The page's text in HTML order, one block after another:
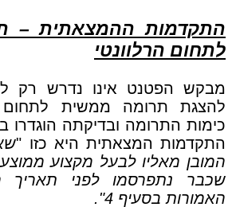
התקדמות ההמצאתית –
לתחום הרלוונטי
מבקש הפטנט אינו נדרש רק
להצגת תרומה ממשית לתחום
התקדמות המצאתית היא כזו "
המובן מאליו לבעל מקצוע
שכבר נתפרסמו לפני תאריך
האמורות בסעיף 4".